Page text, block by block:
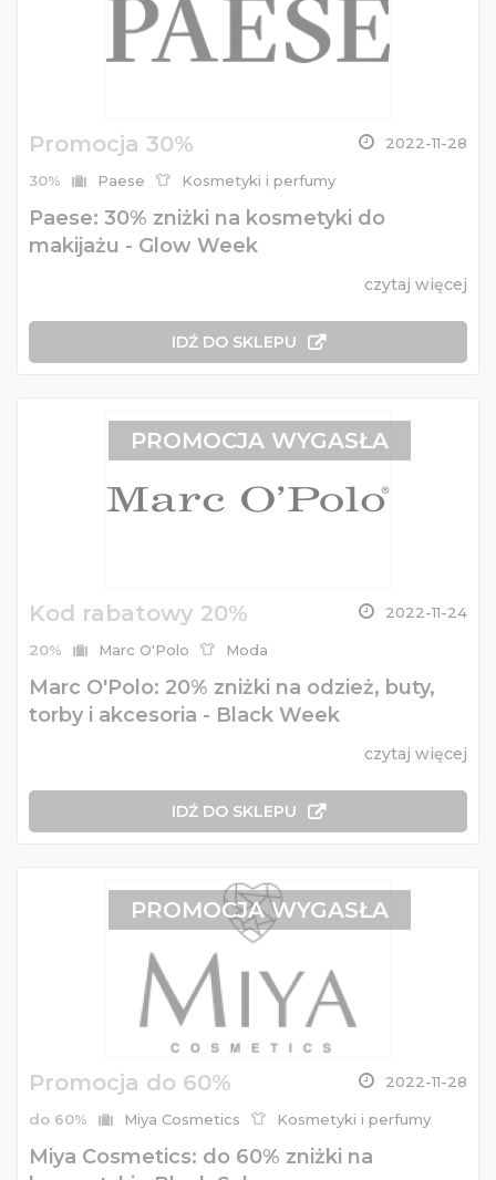
Promocja 30% 2022-11-28
30% Paese Kosmetyki i perfumy
Paese: 30% zniżki na kosmetyki do
makijażu - Glow Week
czytaj więcej
IDŹ DO SKLEPU
Kod rabatowy 20% 2022-11-24
20% Marc O'Polo Moda
Marc O'Polo: 20% zniżki na odzież, buty,
torby i akcesoria - Black Week
czytaj więcej
IDŹ DO SKLEPU
PROMOCJA WYGASŁA
Promocja do 60% 2022-11-28
do 60% Miya Cosmetics Kosmetyki i perfumy
Miya Cosmetics: do 60% zniżki na
PROMOCJA WYGASŁA